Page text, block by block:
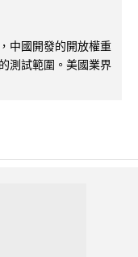
中國開發的開放權重
測試範圍。美國業界